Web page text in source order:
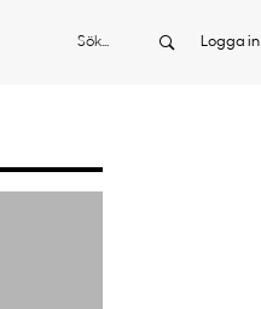
Sök Logga in